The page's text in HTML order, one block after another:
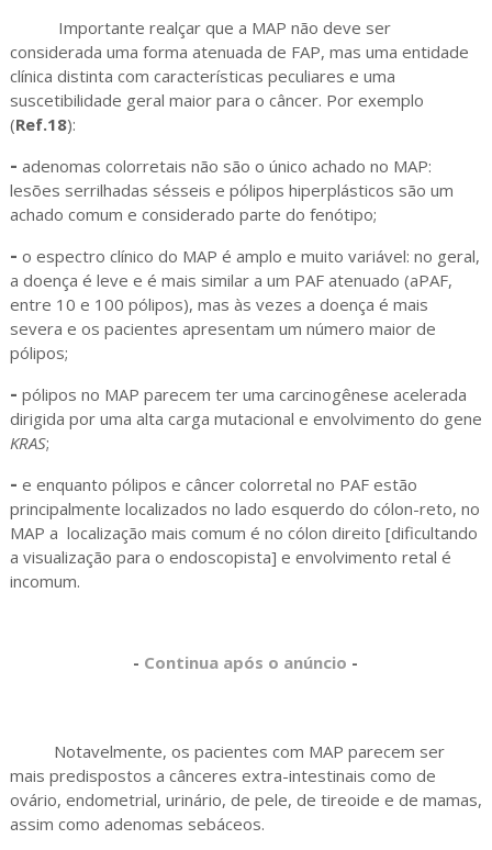
Importante realçar que a MAP não deve ser
considerada uma forma atenuada de FAP, mas uma entidade
clínica distinta com características peculiares e uma
suscetibilidade geral maior para o câncer. Por exemplo
(Ref.18):
- adenomas colorretais não são o único achado no MAP:
lesões serrilhadas sésseis e pólipos hiperplásticos são um
achado comum e considerado parte do fenótipo;
- o espectro clínico do MAP é amplo e muito variável: no geral,
a doença é leve e é mais similar a um PAF atenuado (aPAF,
entre 10 e 100 pólipos), mas às vezes a doença é mais
severa e os pacientes apresentam um número maior de
pólipos;
- pólipos no MAP parecem ter uma carcinogênese acelerada
dirigida por uma alta carga mutacional e envolvimento do gene
KRAS;
- e enquanto pólipos e câncer colorretal no PAF estão
principalmente localizados no lado esquerdo do cólon-reto, no
MAP a localização mais comum é no cólon direito [dificultando
a visualização para o endoscopista] e envolvimento retal é
incomum.
- Continua após o anúncio -
Notavelmente, os pacientes com MAP parecem ser
mais predispostos a cânceres extra-intestinais como de
ovário, endometrial, urinário, de pele, de tireoide e de mamas,
assim como adenomas sebáceos.